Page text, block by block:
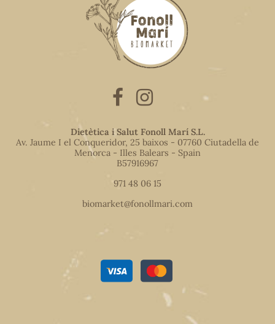
Dietètica i Salut Fonoll Marí S.L.
Av. Jaume I el Conqueridor, 25 baixos - 07760 Ciutadella de
Menorca - Illes Balears - Spain
B57916967
971 48 06 15
biomarket@fonollmari.com